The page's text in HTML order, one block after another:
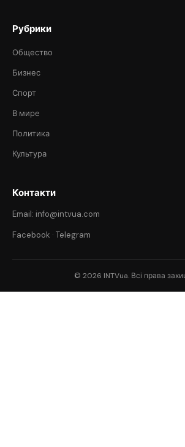
Рубрики
Общество
Бизнес
Спорт
В мире
Политика
Культура
Контакти
Email: info@intvua.com
Facebook · Telegram
© 2026 INTVua. Всі права